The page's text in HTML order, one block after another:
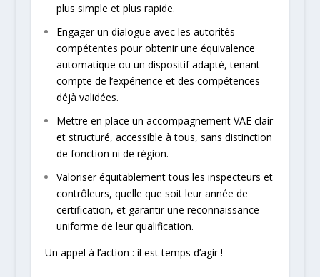
plus simple et plus rapide.
Engager un dialogue avec les autorités
compétentes pour obtenir une équivalence
automatique ou un dispositif adapté, tenant
compte de l’expérience et des compétences
déjà validées.
Mettre en place un accompagnement VAE clair
et structuré, accessible à tous, sans distinction
de fonction ni de région.
Valoriser équitablement tous les inspecteurs et
contrôleurs, quelle que soit leur année de
certification, et garantir une reconnaissance
uniforme de leur qualification.
Un appel à l’action : il est temps d’agir !